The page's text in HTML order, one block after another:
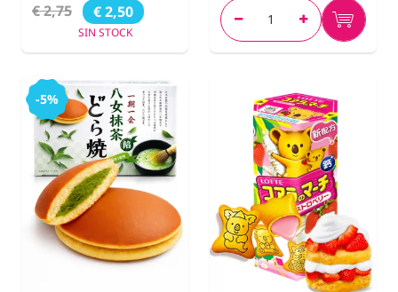
€ 2,75 € 2,50
SIN STOCK
-5%